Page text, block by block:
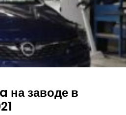
на заводе в